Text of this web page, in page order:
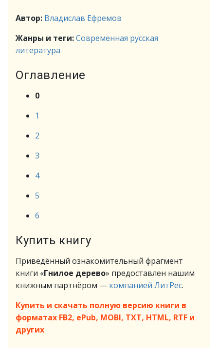
Автор: Владислав Ефремов
Жанры и теги:Современная русская
литература
Оглавление
0
1
2
3
4
5
6
Купить книгу
Приведённый ознакомительный фрагмент
книги «Гнилое дерево» предоставлен нашим
книжным партнёром — компанией ЛитРес.
Купить и скачать полную версию книги в
форматах FB2, ePub, MOBI, TXT, HTML, RTF и
других